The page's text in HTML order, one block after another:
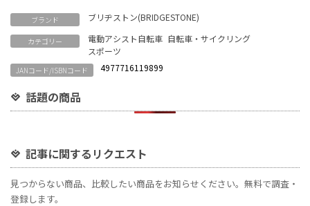
ブランド ブリヂストン(BRIDGESTONE)
カテゴリー 電動アシスト自転車 自転車・サイクリング
スポーツ
JANコード/ISBNコード 4977716119899
話題の商品
記事に関するリクエスト
見つからない商品、比較したい商品をお知らせください。無料で調査・
登録します。